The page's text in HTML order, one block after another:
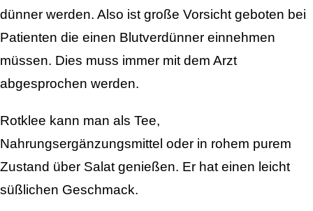
dünner werden. Also ist große Vorsicht geboten bei
Patienten die einen Blutverdünner einnehmen
müssen. Dies muss immer mit dem Arzt
abgesprochen werden.
Rotklee kann man als Tee,
Nahrungsergänzungsmittel oder in rohem purem
Zustand über Salat genießen. Er hat einen leicht
süßlichen Geschmack.